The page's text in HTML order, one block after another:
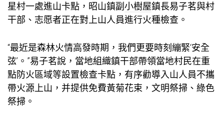
星村一處進山卡點，昭山鎮副小樹屋鎮長易子茗與村
干部、志愿者正在對上山人員進行火種檢查。
“最近是森林火情高發時期，我們更要時刻繃緊‘安全
弦’。”易子茗說，當地組織鎮干部帶領當地村民在重
點防火區域等設置檢查卡點，有序勸導入山人員不攜
帶火源上山，并提供免費黃菊花束，文明祭掃、綠色
祭掃。